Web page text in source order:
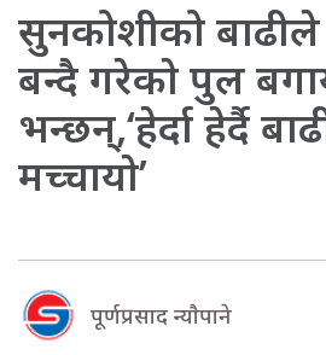
सुनकोशीको
बन्दै गरेकाे पुल
भन्छन्,‘हेर्दा हेर्दै
मच्चायाे’
पूर्णप्रसाद न्याैपाने